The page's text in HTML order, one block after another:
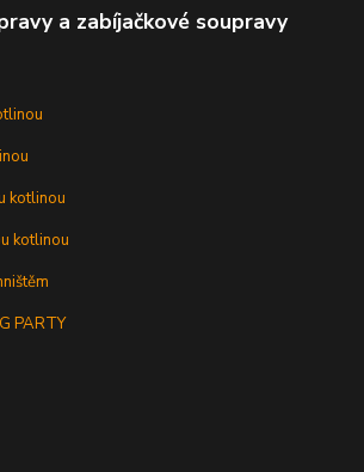
a zabíjačkové soupravy
kotlinou
kotlinou
PARTY